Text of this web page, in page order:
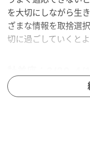
を大切にしながら生
ざまな情報を取捨選
切に過ごしていくとよ
〈2026年5月31日～